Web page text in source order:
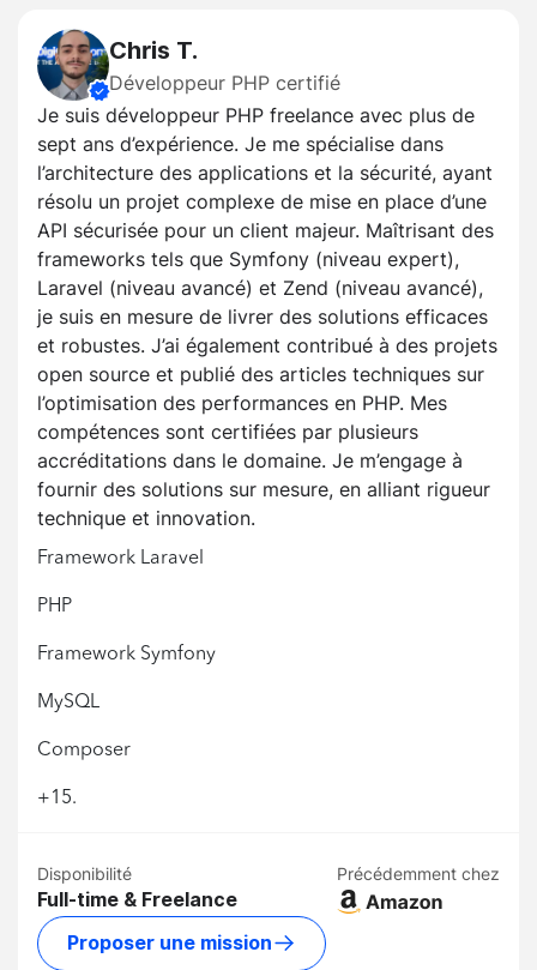
Chris T.
Développeur PHP certifié
Je suis développeur PHP freelance avec plus de
sept ans d’expérience. Je me spécialise dans
l’architecture des applications et la sécurité, ayant
résolu un projet complexe de mise en place d’une
API sécurisée pour un client majeur. Maîtrisant des
frameworks tels que Symfony (niveau expert),
Laravel (niveau avancé) et Zend (niveau avancé),
je suis en mesure de livrer des solutions efficaces
et robustes. J’ai également contribué à des projets
open source et publié des articles techniques sur
l’optimisation des performances en PHP. Mes
compétences sont certifiées par plusieurs
accréditations dans le domaine. Je m’engage à
fournir des solutions sur mesure, en alliant rigueur
technique et innovation.
Framework Laravel
PHP
Framework Symfony
MySQL
Composer
+15.
Disponibilité
Full-time & Freelance
Précédemment chez
Proposer une mission